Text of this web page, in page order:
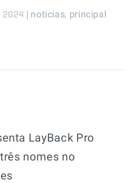
2024 | noticias, principal
LayBack Pro
nomes no